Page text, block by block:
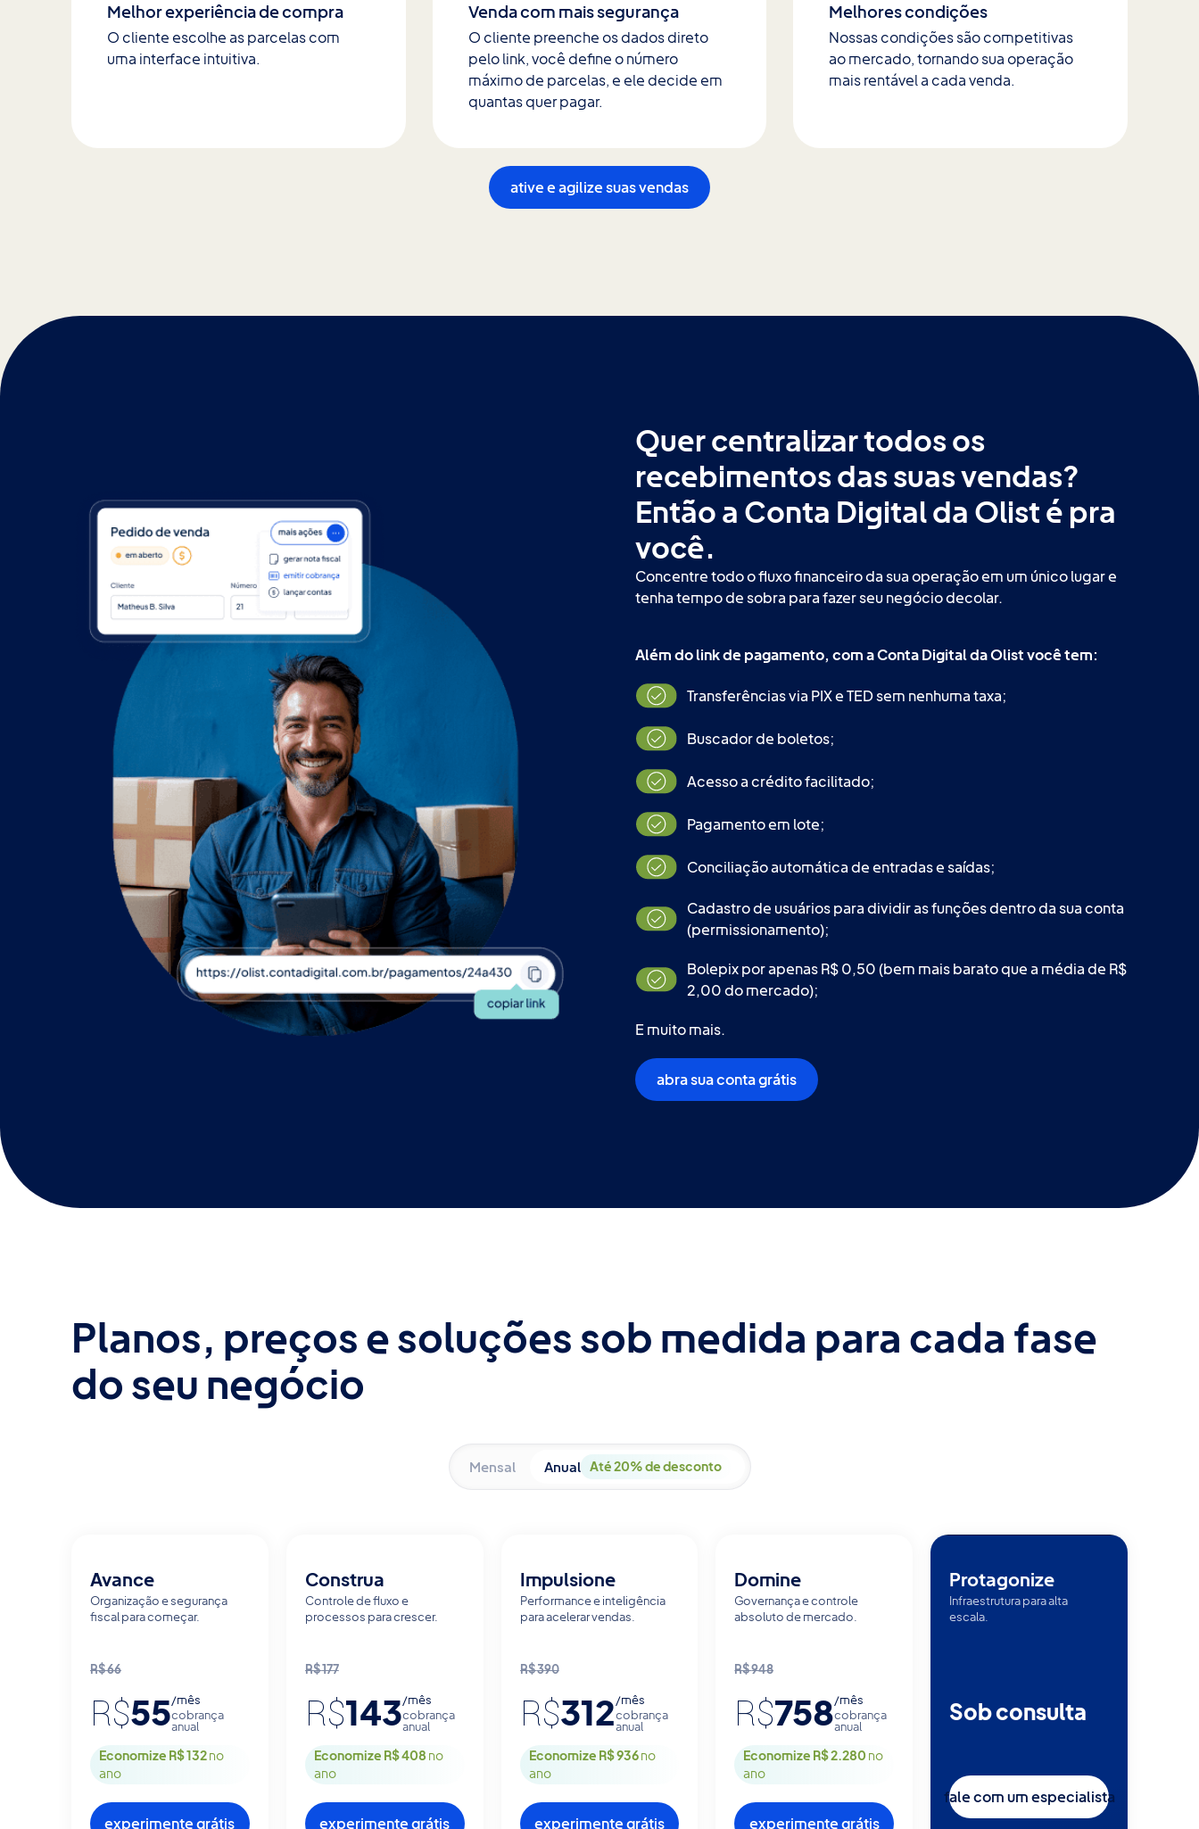
Melhor experiência de compra
O cliente escolhe as parcelas com
uma interface intuitiva.
Venda com mais segurança
O cliente preenche os dados direto
pelo link, você define o número
máximo de parcelas, e ele decide em
quantas quer pagar.
Melhores condições
Nossas condições são competitivas
ao mercado, tornando sua operação
mais rentável a cada venda.
ative e agilize suas vendas
Quer centralizar todos os
recebimentos das suas vendas?
Então a Conta Digital da Olist é pra
você.
Concentre todo o fluxo financeiro da sua operação em um único lugar e
tenha tempo de sobra para fazer seu negócio decolar.
Além do link de pagamento, com a Conta Digital da Olist você tem:
Transferências via PIX e TED sem nenhuma taxa;
Buscador de boletos;
Acesso a crédito facilitado;
Pagamento em lote;
Conciliação automática de entradas e saídas;
Cadastro de usuários para dividir as funções dentro da sua conta
(permissionamento);
Bolepix por apenas R$ 0,50 (bem mais barato que a média de R$
2,00 do mercado);
E muito mais.
abra sua conta grátis
Planos, preços e soluções sob medida para cada fase
do seu negócio
Mensal Anual Até 20% de desconto
Avance
Organização e segurança
fiscal para começar.
R$66
R$55/mês
cobrança
anual
Economize R$ 132no
ano
experimente grátis
Construa
Controle de fluxo e
processos para crescer.
R$177
R$143/mês
cobrança
anual
Economize R$ 408 no
ano
experimente grátis
Impulsione
Performance e inteligência
para acelerar vendas.
R$390
R$312/mês
cobrança
anual
Economize R$ 936no
ano
experimente grátis
Domine
Governança e controle
absoluto de mercado.
R$948
R$758/mês
cobrança
anual
Economize R$ 2.280 no
ano
experimente grátis
Protagonize
Infraestrutura para alta
escala.
Sob consulta
fale com um especialista